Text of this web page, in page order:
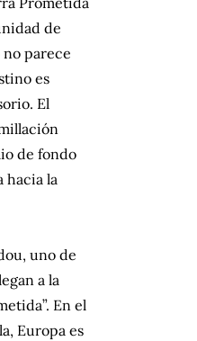
de
parece
es
El
de fondo
hacia la
uno de
a la
En el
Europa es